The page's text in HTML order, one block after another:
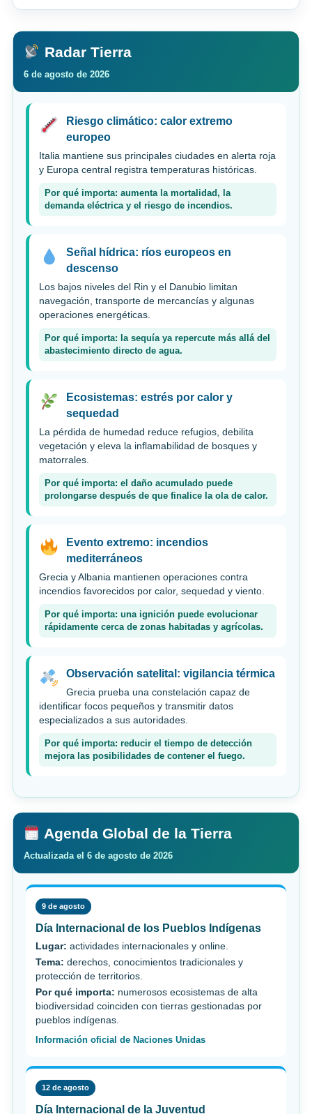
Radar Tierra
6 de agosto de 2026
Riesgo climático: calor extremo
europeo
Italia mantiene sus principales ciudades en alerta roja
y Europa central registra temperaturas históricas.
Por qué importa: aumenta la mortalidad, la
demanda eléctrica y el riesgo de incendios.
Señal hídrica: ríos europeos en
descenso
Los bajos niveles del Rin y el Danubio limitan
navegación, transporte de mercancías y algunas
operaciones energéticas.
Por qué importa: la sequía ya repercute más allá del
abastecimiento directo de agua.
Ecosistemas: estrés por calor y
sequedad
La pérdida de humedad reduce refugios, debilita
vegetación y eleva la inflamabilidad de bosques y
matorrales.
Por qué importa: el daño acumulado puede
prolongarse después de que finalice la ola de calor.
Evento extremo: incendios
mediterráneos
Grecia y Albania mantienen operaciones contra
incendios favorecidos por calor, sequedad y viento.
Por qué importa: una ignición puede evolucionar
rápidamente cerca de zonas habitadas y agrícolas.
Observación satelital: vigilancia térmica
Grecia prueba una constelación capaz de
identificar focos pequeños y transmitir datos
especializados a sus autoridades.
Por qué importa: reducir el tiempo de detección
mejora las posibilidades de contener el fuego.
Agenda Global de la Tierra
Actualizada el 6 de agosto de 2026
9 de agosto
Día Internacional de los Pueblos Indígenas
Lugar: actividades internacionales y online.
Tema: derechos, conocimientos tradicionales y
protección de territorios.
Por qué importa: numerosos ecosistemas de alta
biodiversidad coinciden con tierras gestionadas por
pueblos indígenas.
Información oficial de Naciones Unidas
12 de agosto
Día Internacional de la Juventud